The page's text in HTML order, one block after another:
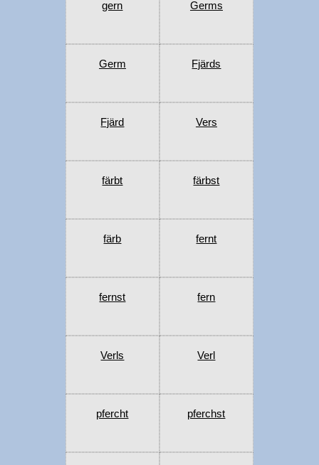
gern Germs
Germ Fjärds
Fjärd Vers
färbt färbst
färb fernt
fernst fern
Verls Verl
pfercht pferchst